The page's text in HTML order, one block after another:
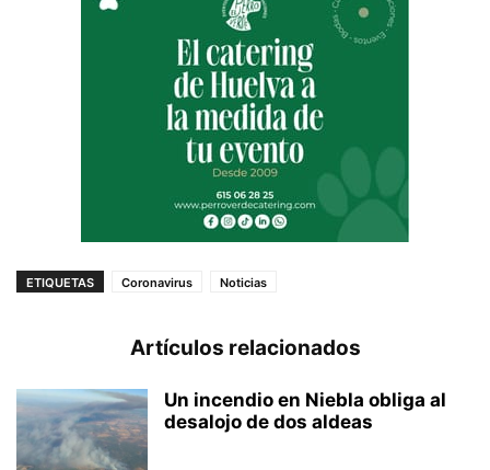
ETIQUETAS Coronavirus Noticias
Artículos relacionados
Un incendio en Niebla obliga al
desalojo de dos aldeas